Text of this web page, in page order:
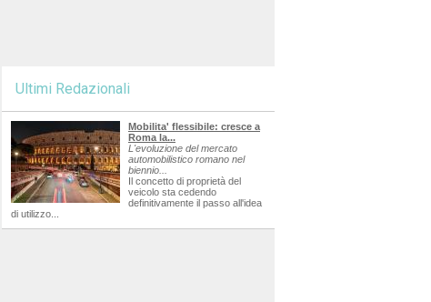
Ultimi Redazionali
Mobilita' flessibile: cresce a
Roma la...
L'evoluzione del mercato
automobilistico romano nel
biennio...
Il concetto di proprietà del
veicolo sta cedendo
definitivamente il passo all'idea
di utilizzo...